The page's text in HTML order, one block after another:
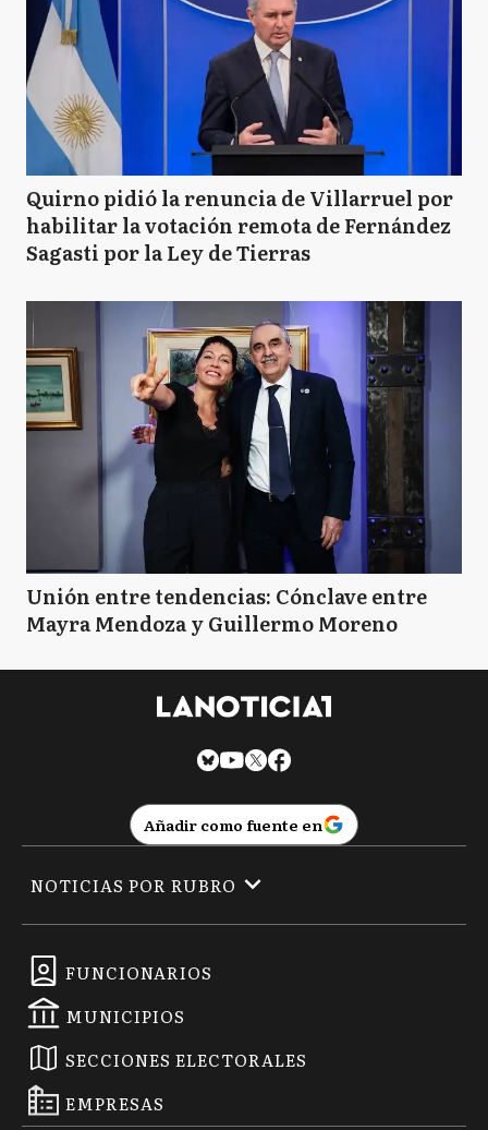
Quirno pidió la renuncia de Villarruel por
habilitar la votación remota de Fernández
Sagasti por la Ley de Tierras
Unión entre tendencias: Cónclave entre
Mayra Mendoza y Guillermo Moreno
Añadir como fuente en
FUNCIONARIOS
MUNICIPIOS
SECCIONES ELECTORALES
EMPRESAS
NOTICIAS POR RUBRO